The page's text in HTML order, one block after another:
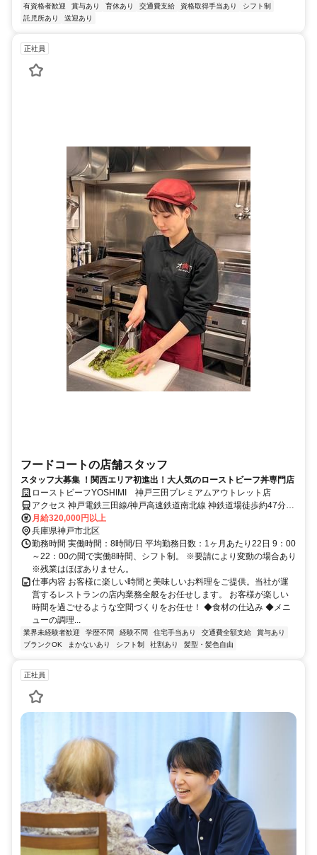
有資格者歓迎
賞与あり 育休あり 交通費支給 資格取得手当あり
シフト制
託児所あり
送迎あり
正社員
フードコートの店舗スタッフ
スタッフ大募集 ！関西エリア初進出！大人気のローストビーフ丼専門店
ローストビーフYOSHIMI 神戸三田プレミアムアウトレット店
アクセス 神戸電鉄三田線/神戸高速鉄道南北線 神鉄道場徒歩約47分、
神戸電鉄三田線/神戸高速鉄道南北線 横山（兵庫県）北口徒歩約48
分、神戸電鉄公園都市線 横山（兵庫県）北口徒歩約48分 三田駅から
バス20分
月給320,000円以上
兵庫県神戸市北区
勤務時間 実働時間：8時間/日 平均勤務日数：1ヶ月あたり22日 9：00
～22：00の間で実働8時間、シフト制。 ※要請により変動の場合あり
※残業はほぼありません。
仕事内容 お客様に楽しい時間と美味しいお料理をご提供。当社が運
営するレストランの店内業務全般をお任せします。 お客様が楽しい
時間を過ごせるような空間づくりをお任せ！ ◆食材の仕込み ◆メニ
ューの調理...
業界未経験者歓迎 学歴不問 経験不問 住宅手当あり 交通費全額支給
賞与あり
ブランクOK
まかないあり シフト制 社割あり 髪型・髪色自由
正社員